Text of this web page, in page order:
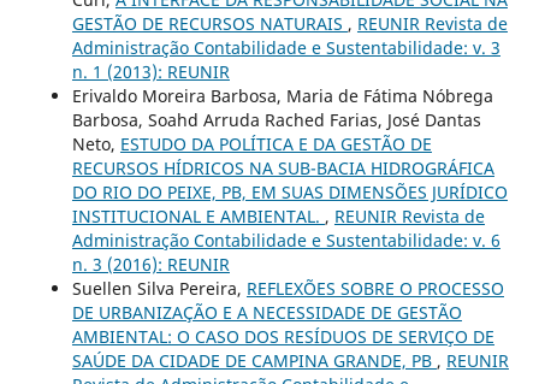
GESTÃO DE RECURSOS NATURAIS , REUNIR Revista de
Administração Contabilidade e Sustentabilidade: v. 3
n. 1 (2013): REUNIR
Erivaldo Moreira Barbosa, Maria de Fátima Nóbrega
Barbosa, Soahd Arruda Rached Farias, José Dantas
Neto, ESTUDO DA POLÍTICA E DA GESTÃO DE
RECURSOS HÍDRICOS NA SUB-BACIA HIDROGRÁFICA
DO RIO DO PEIXE, PB, EM SUAS DIMENSÕES JURÍDICO
INSTITUCIONAL E AMBIENTAL. , REUNIR Revista de
Administração Contabilidade e Sustentabilidade: v. 6
n. 3 (2016): REUNIR
Suellen Silva Pereira, REFLEXÕES SOBRE O PROCESSO
DE URBANIZAÇÃO E A NECESSIDADE DE GESTÃO
AMBIENTAL: O CASO DOS RESÍDUOS DE SERVIÇO DE
SAÚDE DA CIDADE DE CAMPINA GRANDE, PB , REUNIR